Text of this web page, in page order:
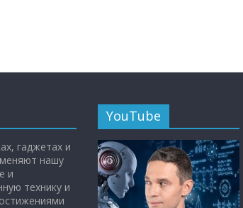
гаджетах и
нашу
и
технику и
YouTube